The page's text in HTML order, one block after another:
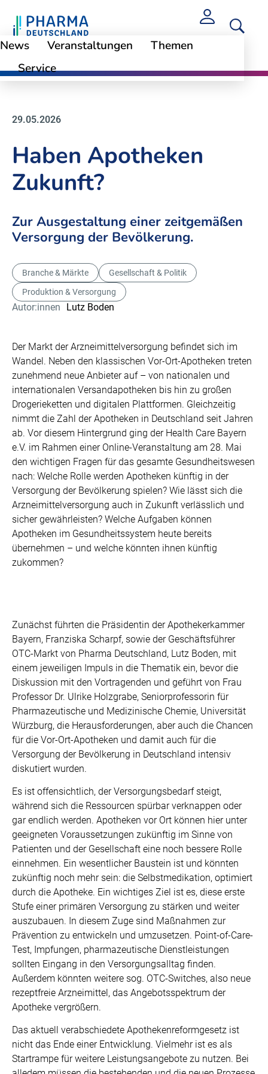
News Veranstaltungen
Themen
Service
News
29.05.2026
Haben Apotheken
Zukunft?
Zur Ausgestaltung einer zeitgemäßen
Versorgung der Bevölkerung.
Branche & Märkte
Gesellschaft & Politik
Produktion & Versorgung
Autor:innen Lutz Boden
Der Markt der Arzneimittelversorgung befindet sich im
Wandel. Neben den klassischen Vor-Ort-Apotheken treten
zunehmend neue Anbieter auf – von nationalen und
internationalen Versandapotheken bis hin zu großen
Drogerieketten und digitalen Plattformen. Gleichzeitig
nimmt die Zahl der Apotheken in Deutschland seit Jahren
ab. Vor diesem Hintergrund ging der Health Care Bayern
e.V. im Rahmen einer Online-Veranstaltung am 28. Mai
den wichtigen Fragen für das gesamte Gesundheitswesen
nach: Welche Rolle werden Apotheken künftig in der
Versorgung der Bevölkerung spielen? Wie lässt sich die
Arzneimittelversorgung auch in Zukunft verlässlich und
sicher gewährleisten? Welche Aufgaben können
Apotheken im Gesundheitssystem heute bereits
übernehmen – und welche könnten ihnen künftig
zukommen?
Zunächst führten die Präsidentin der Apothekerkammer
Bayern, Franziska Scharpf, sowie der Geschäftsführer
OTC-Markt von Pharma Deutschland, Lutz Boden, mit
einem jeweiligen Impuls in die Thematik ein, bevor die
Diskussion mit den Vortragenden und geführt von Frau
Professor Dr. Ulrike Holzgrabe, Seniorprofessorin für
Pharmazeutische und Medizinische Chemie, Universität
Würzburg, die Herausforderungen, aber auch die Chancen
für die Vor-Ort-Apotheken und damit auch für die
Versorgung der Bevölkerung in Deutschland intensiv
diskutiert wurden.
Es ist offensichtlich, der Versorgungsbedarf steigt,
während sich die Ressourcen spürbar verknappen oder
gar endlich werden. Apotheken vor Ort können hier unter
geeigneten Voraussetzungen zukünftig im Sinne von
Patienten und der Gesellschaft eine noch bessere Rolle
einnehmen. Ein wesentlicher Baustein ist und könnten
zukünftig noch mehr sein: die Selbstmedikation, optimiert
durch die Apotheke. Ein wichtiges Ziel ist es, diese erste
Stufe einer primären Versorgung zu stärken und weiter
auszubauen. In diesem Zuge sind Maßnahmen zur
Prävention zu entwickeln und umzusetzen. Point-of-Care-
Test, Impfungen, pharmazeutische Dienstleistungen
sollten Eingang in den Versorgungsalltag finden.
Außerdem könnten weitere sog. OTC-Switches, also neue
rezeptfreie Arzneimittel, das Angebotsspektrum der
Apotheke vergrößern.
Das aktuell verabschiedete Apothekenreformgesetz ist
nicht das Ende einer Entwicklung. Vielmehr ist es als
Startrampe für weitere Leistungsangebote zu nutzen. Bei